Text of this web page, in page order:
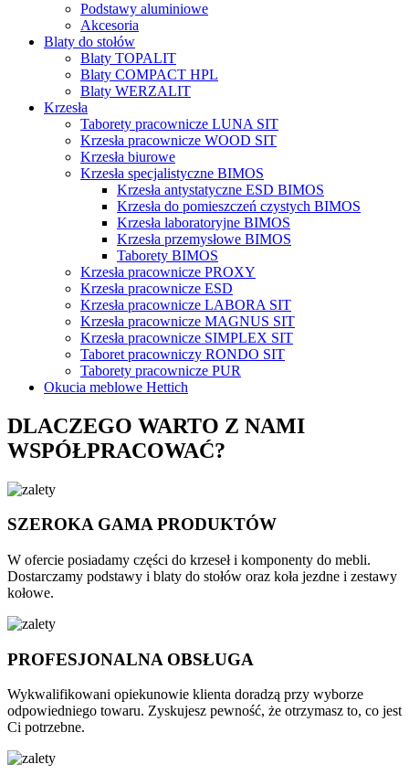
Podstawy aluminiowe
Akcesoria
Blaty do stołów
Blaty TOPALIT
Blaty COMPACT HPL
Blaty WERZALIT
Krzesła
Taborety pracownicze LUNA SIT
Krzesła pracownicze WOOD SIT
Krzesła biurowe
Krzesła specjalistyczne BIMOS
Krzesła antystatyczne ESD BIMOS
Krzesła do pomieszczeń czystych BIMOS
Krzesła laboratoryjne BIMOS
Krzesła przemysłowe BIMOS
Taborety BIMOS
Krzesła pracownicze PROXY
Krzesła pracownicze ESD
Krzesła pracownicze LABORA SIT
Krzesła pracownicze MAGNUS SIT
Krzesła pracownicze SIMPLEX SIT
Taboret pracowniczy RONDO SIT
Taborety pracownicze PUR
Okucia meblowe Hettich
DLACZEGO WARTO Z NAMI
WSPÓŁPRACOWAĆ?
SZEROKA GAMA PRODUKTÓW
W ofercie posiadamy części do krzeseł i komponenty do mebli.
Dostarczamy podstawy i blaty do stołów oraz koła jezdne i zestawy
kołowe.
PROFESJONALNA OBSŁUGA
Wykwalifikowani opiekunowie klienta doradzą przy wyborze
odpowiedniego towaru. Zyskujesz pewność, że otrzymasz to, co jest
Ci potrzebne.